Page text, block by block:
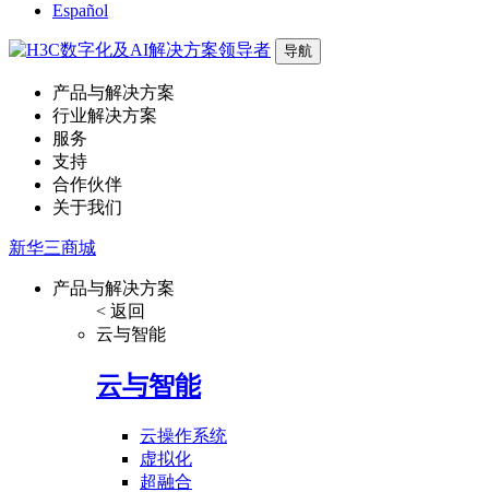
Español
导航
产品与解决方案
行业解决方案
服务
支持
合作伙伴
关于我们
新华三商城
产品与解决方案
< 返回
云与智能
云与智能
云操作系统
虚拟化
超融合